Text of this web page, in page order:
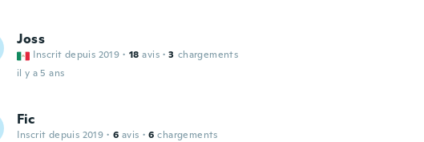
Joss
Inscrit depuis 2019 · 18 avis · 3 chargements
il y a 5 ans
Fic
Inscrit depuis 2019 · 6 avis · 6 chargements